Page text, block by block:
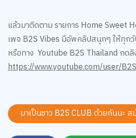
แล้วมาติดตาม รายการ Home Sweet
เพจ B2S Vibes มีอัพคลิปสนุกๆ ให้ทุกวั
หรือทาง Youtube B2S Thailand กด
https://www.youtube.com/user/
มาเป็นชาว B2S CLUB ด้วยกันนะ